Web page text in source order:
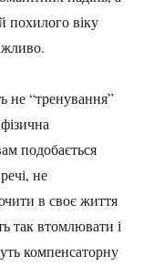
похилого віку
не “тренування”
подобається
не
в своє життя
так втомлювати і
компенсаторну